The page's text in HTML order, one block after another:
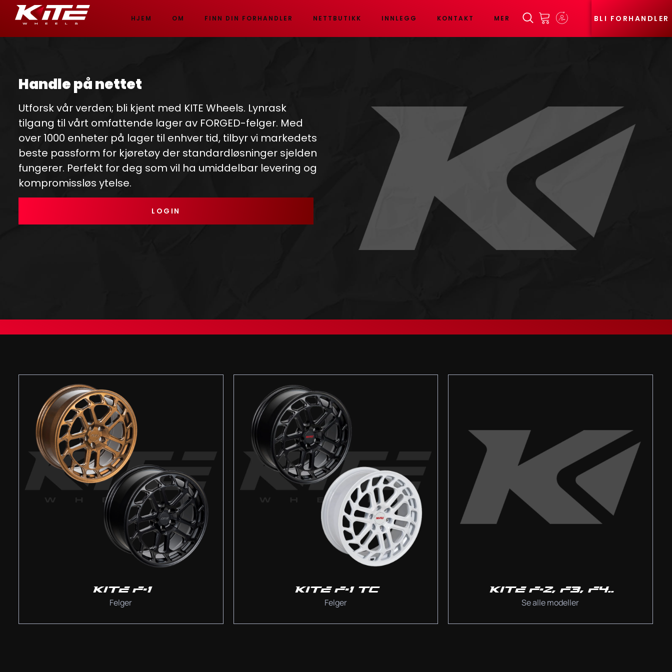
HJEM OM FINN DIN FORHANDLER NETTBUTIKK INNLEGG KONTAKT MER BLI FORHANDLER
Handle på nettet
Utforsk vår verden; bli kjent med KITE Wheels. Lynrask
tilgang til vårt omfattende lager av FORGED-felger. Med
over 1000 enheter på lager til enhver tid, tilbyr vi markedets
beste passform for kjøretøy der standardløsninger sjelden
fungerer. Perfekt for deg som vil ha umiddelbar levering og
kompromissløs ytelse.
LOGIN
KITE F-1
Felger
KITE F-1 TC
Felger
KITE F-2, F3, F4..
Se alle modeller